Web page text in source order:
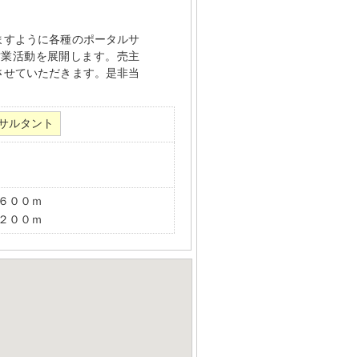
ように各種のポータルサ
活動を展開します。売主
ていただきます。是非当
ルタント
００ｍ
００ｍ